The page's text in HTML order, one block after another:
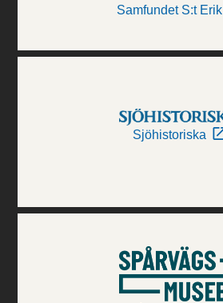
Samfundet S:t Erik
Sjöhistoriska